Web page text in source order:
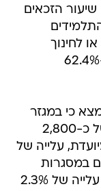
הזכאים
לחינוך
המוכר שאינו רשמי, עלה ב-1.8% (מ-62.4%
כי במגזר
היהודי , ללא חרדים, נרשמה עלייה של כ-2,800
עלייה של
במסגרות
פורמליות בלבד נרשמה באותן שנים עלייה של 2.3%